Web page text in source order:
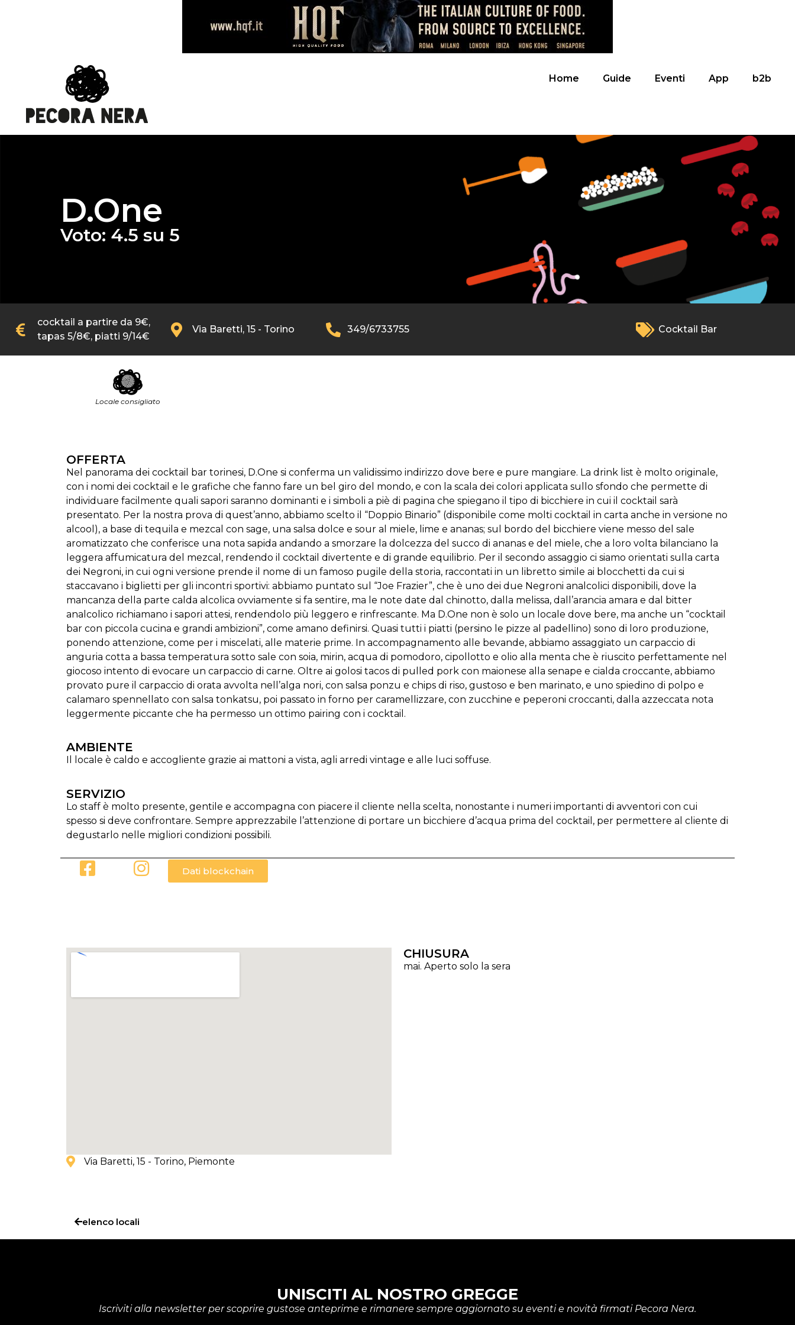
Home Guide Eventi App b2b
D.One
Voto: 4.5 su 5
cocktail a partire da 9€,
tapas 5/8€, piatti 9/14€
Via Baretti, 15 - Torino 349/6733755 Cocktail Bar
Locale consigliato
OFFERTA
Nel panorama dei cocktail bar torinesi, D.One si conferma un validissimo indirizzo dove bere e pure mangiare. La drink list è molto originale,
con i nomi dei cocktail e le grafiche che fanno fare un bel giro del mondo, e con la scala dei colori applicata sullo sfondo che permette di
individuare facilmente quali sapori saranno dominanti e i simboli a piè di pagina che spiegano il tipo di bicchiere in cui il cocktail sarà
presentato. Per la nostra prova di quest’anno, abbiamo scelto il “Doppio Binario” (disponibile come molti cocktail in carta anche in versione no
alcool), a base di tequila e mezcal con sage, una salsa dolce e sour al miele, lime e ananas; sul bordo del bicchiere viene messo del sale
aromatizzato che conferisce una nota sapida andando a smorzare la dolcezza del succo di ananas e del miele, che a loro volta bilanciano la
leggera affumicatura del mezcal, rendendo il cocktail divertente e di grande equilibrio. Per il secondo assaggio ci siamo orientati sulla carta
dei Negroni, in cui ogni versione prende il nome di un famoso pugile della storia, raccontati in un libretto simile ai blocchetti da cui si
staccavano i biglietti per gli incontri sportivi: abbiamo puntato sul “Joe Frazier”, che è uno dei due Negroni analcolici disponibili, dove la
mancanza della parte calda alcolica ovviamente si fa sentire, ma le note date dal chinotto, dalla melissa, dall’arancia amara e dal bitter
analcolico richiamano i sapori attesi, rendendolo più leggero e rinfrescante. Ma D.One non è solo un locale dove bere, ma anche un “cocktail
bar con piccola cucina e grandi ambizioni”, come amano definirsi. Quasi tutti i piatti (persino le pizze al padellino) sono di loro produzione,
ponendo attenzione, come per i miscelati, alle materie prime. In accompagnamento alle bevande, abbiamo assaggiato un carpaccio di
anguria cotta a bassa temperatura sotto sale con soia, mirin, acqua di pomodoro, cipollotto e olio alla menta che è riuscito perfettamente nel
giocoso intento di evocare un carpaccio di carne. Oltre ai golosi tacos di pulled pork con maionese alla senape e cialda croccante, abbiamo
provato pure il carpaccio di orata avvolta nell’alga nori, con salsa ponzu e chips di riso, gustoso e ben marinato, e uno spiedino di polpo e
calamaro spennellato con salsa tonkatsu, poi passato in forno per caramellizzare, con zucchine e peperoni croccanti, dalla azzeccata nota
leggermente piccante che ha permesso un ottimo pairing con i cocktail.
AMBIENTE
Il locale è caldo e accogliente grazie ai mattoni a vista, agli arredi vintage e alle luci soffuse.
SERVIZIO
Lo staff è molto presente, gentile e accompagna con piacere il cliente nella scelta, nonostante i numeri importanti di avventori con cui
spesso si deve confrontare. Sempre apprezzabile l’attenzione di portare un bicchiere d’acqua prima del cocktail, per permettere al cliente di
degustarlo nelle migliori condizioni possibili.
Dati blockchain
Via Baretti, 15 - Torino, Piemonte
CHIUSURA
mai. Aperto solo la sera
elenco locali
UNISCITI AL NOSTRO GREGGE
Iscriviti alla newsletter per scoprire gustose anteprime e rimanere sempre aggiornato su eventi e novità firmati Pecora Nera.